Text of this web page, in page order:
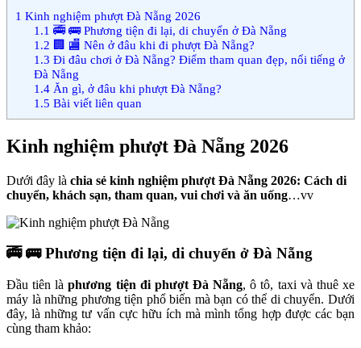
1 Kinh nghiệm phượt Đà Nẵng 2026
1.1 🚎 🚌 Phương tiện đi lại, di chuyển ở Đà Nẵng
1.2 🏢 🏬 Nên ở đâu khi đi phượt Đà Nẵng?
1.3 Đi đâu chơi ở Đà Nẵng? Điểm tham quan đẹp, nổi tiếng ở
Đà Nẵng
1.4Ăn gì, ở đâu khi phượt Đà Nẵng?
1.5 Bài viết liên quan
Kinh nghiệm phượt Đà Nẵng 2026
Dưới đây là chia sẻ kinh nghiệm phượt Đà Nẵng 2026: Cách di
chuyển, khách sạn, tham quan, vui chơi và ăn uống…vv
🚎 🚌 Phương tiện đi lại, di chuyển ở Đà Nẵng
Đầu tiên làphương tiện đi phượt Đà Nẵng, ô tô, taxi và thuê xe
máy là những phương tiện phổ biến mà bạn có thể di chuyển. Dưới
đây, là những tư vấn cực hữu ích mà mình tổng hợp được các bạn
cùng tham khảo: